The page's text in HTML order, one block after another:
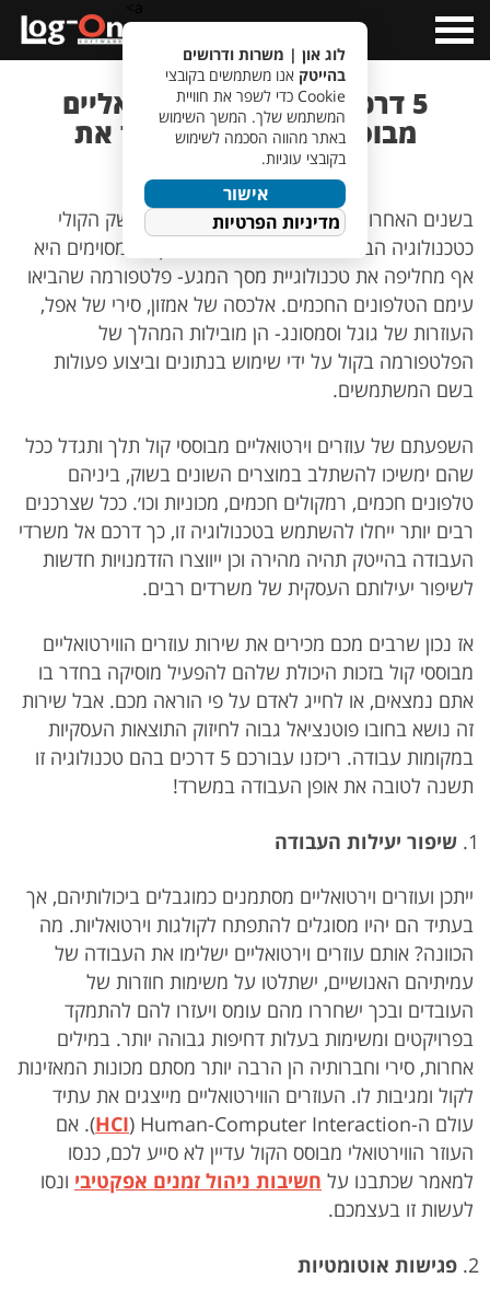
Menu
5 דרכים בהן עוזרים וירטואליים
מבוססי קול יכולים לשפר את
עבודתכם במשרד!
בשנים האחרונות אנו נחשפים יותר ויותר לממשק הקולי
כטכנולוגיה הבאה בעולם המחשבים, במקרים מסוימים היא
אף מחליפה את טכנולוגיית מסך המגע- פלטפורמה שהביאו
עימם הטלפונים החכמים. אלכסה של אמזון, סירי של אפל,
העוזרות של גוגל וסמסונג- הן מובילות המהלך של
הפלטפורמה בקול על ידי שימוש בנתונים וביצוע פעולות
בשם המשתמשים.
השפעתם של עוזרים וירטואליים מבוססי קול תלך ותגדל ככל
שהם ימשיכו להשתלב במוצרים השונים בשוק, ביניהם
טלפונים חכמים, רמקולים חכמים, מכוניות וכו׳. ככל שצרכנים
רבים יותר ייחלו להשתמש בטכנולוגיה זו, כך דרכם אל משרדי
העבודה בהייטק תהיה מהירה וכן ייווצרו הזדמנויות חדשות
לשיפור יעילותם העסקית של משרדים רבים.
אז נכון שרבים מכם מכירים את שירות עוזרים הווירטואליים
מבוססי קול בזכות היכולת שלהם להפעיל מוסיקה בחדר בו
אתם נמצאים, או לחייג לאדם על פי הוראה מכם. אבל שירות
זה נושא בחובו פוטנציאל גבוה לחיזוק התוצאות העסקיות
במקומות עבודה. ריכזנו עבורכם 5 דרכים בהם טכנולוגיה זו
תשנה לטובה את אופן העבודה במשרד!
שיפור יעילות העבודה
ייתכן ועוזרים וירטואליים מסתמנים כמוגבלים ביכולותיהם, אך
בעתיד הם יהיו מסוגלים להתפתח לקולגות וירטואליות. מה
הכוונה? אותם עוזרים וירטואליים ישלימו את העבודה של
עמיתיהם האנושיים, ישתלטו על משימות חוזרות של
העובדים ובכך ישחררו מהם עומס ויעזרו להם להתמקד
בפרויקטים ומשימות בעלות דחיפות גבוהה יותר. במילים
אחרות, סירי וחברותיה הן הרבה יותר מסתם מכונות המאזינות
לקול ומגיבות לו. העוזרים הווירטואליים מייצגים את עתיד
עולם ה-
HCI) Human-Computer Interaction). אם
העוזר הווירטואלי מבוסס הקול עדיין לא סייע לכם, כנסו
למאמר שכתבנו על חשיבות ניהול זמנים אפקטיבי ונסו
לעשות זו בעצמכם.
פגישות אוטומטיות
לוג און | משרות ודרושים
בהייטק אנו משתמשים בקובצי
Cookie כדי לשפר את חוויית
המשתמש שלך. המשך השימוש
באתר מהווה הסכמה לשימוש
בקובצי עוגיות.
אישור
מדיניות הפרטיות